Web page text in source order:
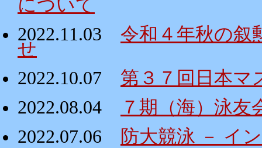
について
2022.11.03
令和４年秋の叙
せ
2022.10.07
第３７回日本マ
2022.08.04
７期（海）泳友
2022.07.06
防大競泳 － イ